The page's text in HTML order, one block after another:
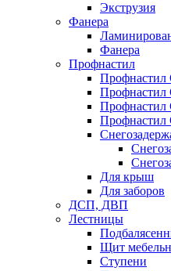
Экструзия
Фанера
Фанера
Профнастил
Профнастил
Профнастил
Профнастил
Профнастил
Для крыш
Для заборов
ДСП, ДВП
Лестницы
Щит
Ступени